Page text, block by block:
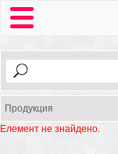
Продукция
Елемент не знайдено.